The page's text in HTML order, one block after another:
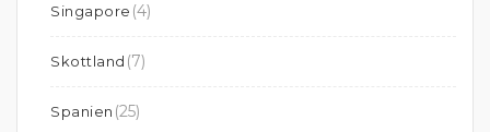
Singapore (4)
Skottland (7)
Spanien (25)